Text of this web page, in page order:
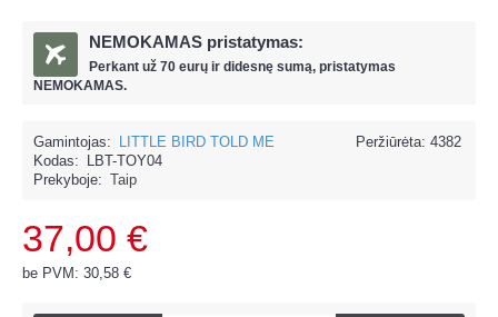
NEMOKAMAS pristatymas:
Perkant už 70 eurų ir didesnę sumą, pristatymas
NEMOKAMAS.
Peržiūrėta: 4382
Gamintojas:
LITTLE BIRD TOLD ME
Kodas:
LBT-TOY04
Prekyboje: Taip
37,00 €
be PVM: 30,58 €